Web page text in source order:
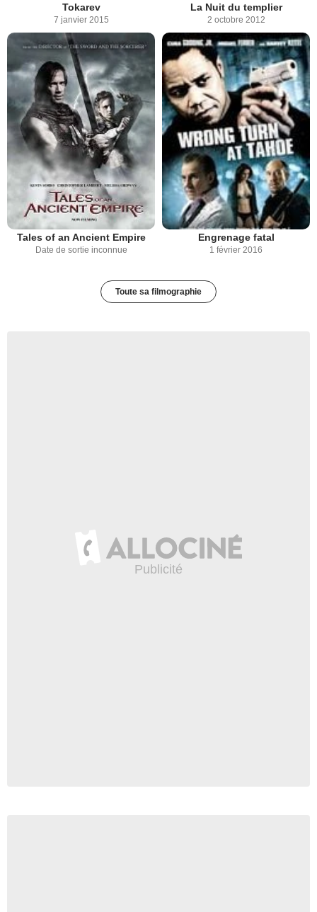
Tokarev
7 janvier 2015
La Nuit du templier
2 octobre 2012
Tales of an Ancient Empire
Date de sortie inconnue
Engrenage fatal
1 février 2016
Toute sa filmographie